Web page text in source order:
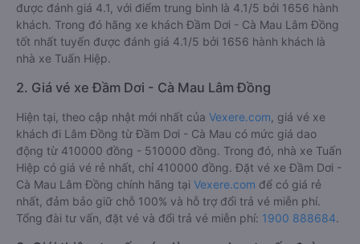
được đánh giá 4.1, với điểm trung bình là 4.1/5 bởi 1656 hành
khách. Trong đó hãng xe khách Đầm Dơi - Cà Mau Lâm Đồng
tốt nhất tuyến được đánh giá 4.1/5 bởi 1656 hành khách là
nhà xe Tuấn Hiệp.
2. Giá vé xe Đầm Dơi - Cà Mau Lâm Đồng
Hiện tại, theo cập nhật mới nhất của Vexere.com , giá vé xe
khách đi Lâm Đồng từ Đầm Dơi - Cà Mau có mức giá dao
động từ 410000 đồng - 510000 đồng. Trong đó, nhà xe Tuấn
Hiệp có giá vé rẻ nhất, chỉ 410000 đồng. Đặt vé xe Đầm Dơi -
Cà Mau Lâm Đồng chính hãng tại Vexere.com để có giá rẻ
nhất, đảm bảo giữ chỗ 100% và hỗ trợ đổi trả vé miễn phí.
Tổng đài tư vấn, đặt vé và đổi trả vé miễn phí: 1900 888684.